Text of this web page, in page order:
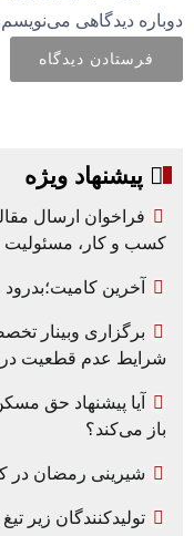
دوباره دیدگاهی
پیشنهاد ویژه
فراخوان ارسال
کسب و کار، مسئولیت
آخرین کامیت؛بدرود
برگزاری وبینار
شرایط عدم قطعیت در
باز می‌کند؟
شیرینی رمضان در
تولیدکنندگان زیر